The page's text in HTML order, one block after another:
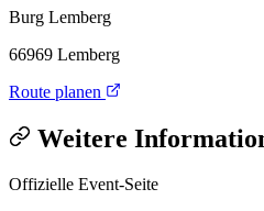
Burg Lemberg
66969 Lemberg
Route planen
Weitere
Offizielle Event-Seite